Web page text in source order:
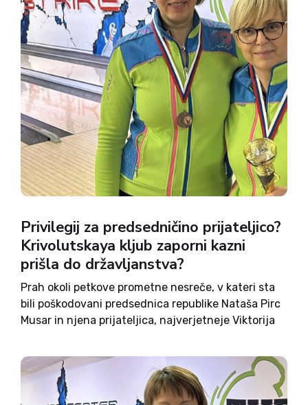
Privilegij za predsedničino prijateljico?
Krivolutskaya kljub zaporni kazni
prišla do državljanstva?
Prah okoli petkove prometne nesreče, v kateri sta
bili poškodovani predsednica republike Nataša Pirc
Musar in njena prijateljica, najverjetneje Viktorija
predsednici sicer identitete ne razkrivajo, je pa
policija potrdila, da gre za rusko...